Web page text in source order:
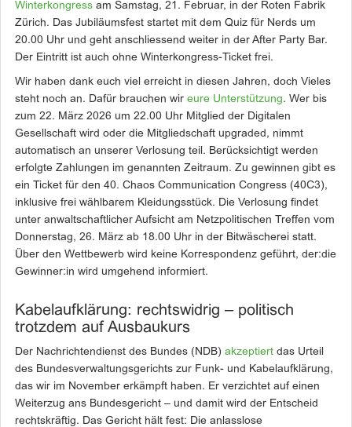
Winterkongress am Samstag, 21. Februar, in der Roten Fabrik
Zürich. Das Jubiläumsfest startet mit dem Quiz für Nerds um
20.00 Uhr und geht anschliessend weiter in der After Party Bar.
Der Eintritt ist auch ohne Winterkongress-Ticket frei.
Wir haben dank euch viel erreicht in diesen Jahren, doch Vieles
steht noch an. Dafür brauchen wir eure Unterstützung. Wer bis
zum 22. März 2026 um 22.00 Uhr Mitglied der Digitalen
Gesellschaft wird oder die Mitgliedschaft upgraded, nimmt
automatisch an unserer Verlosung teil. Berücksichtigt werden
erfolgte Zahlungen im genannten Zeitraum. Zu gewinnen gibt es
ein Ticket für den 40. Chaos Communication Congress (40C3),
inklusive frei wählbarem Kleidungsstück. Die Verlosung findet
unter anwaltschaftlicher Aufsicht am Netzpolitischen Treffen vom
Donnerstag, 26. März ab 18.00 Uhr in der Bitwäscherei statt.
Über den Wettbewerb wird keine Korrespondenz geführt, der:die
Gewinner:in wird umgehend informiert.
Kabelaufklärung: rechtswidrig – politisch
trotzdem auf Ausbaukurs
Der Nachrichtendienst des Bundes (NDB) akzeptiert das Urteil
des Bundesverwaltungsgerichts zur Funk- und Kabelaufklärung,
das wir im November erkämpft haben. Er verzichtet auf einen
Weiterzug ans Bundesgericht – und damit wird der Entscheid
rechtskräftig. Das Gericht hält fest: Die anlasslose